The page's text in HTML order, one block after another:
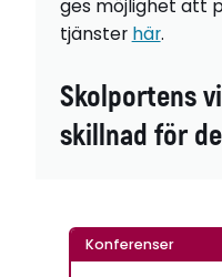
ges möjlighet att
tjänster här.
Skolportens
skillnad för
Konferenser